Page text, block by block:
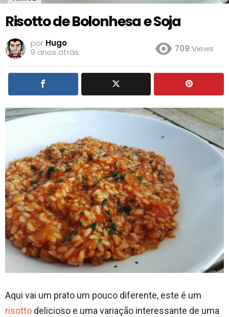
Risotto de Bolonhesa e Soja
por Hugo
9 anos atrás
709 Views
Aqui vai um prato um pouco diferente, este é um
risotto delicioso e uma variação interessante de uma